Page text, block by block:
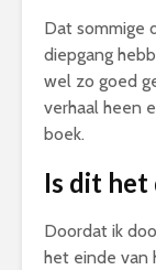
Dat sommige
diepgang
wel zo goed
verhaal heen
boek.
Is dit het
Doordat ik
het einde van